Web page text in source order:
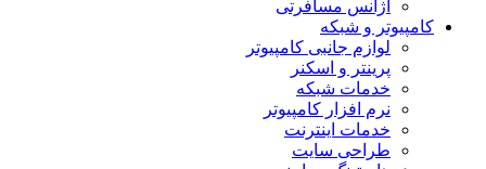
آژانس مسافرتی
کامپیوتر و شبکه
لوازم جانبی کامپیوتر
پرینتر و اسکنر
خدمات شبکه
نرم افزار کامپیوتر
خدمات اینترنت
طراحی سایت